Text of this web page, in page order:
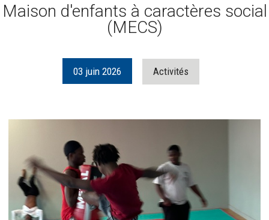
Maison d'enfants à caractères social
(MECS)
03 juin 2026 Activités